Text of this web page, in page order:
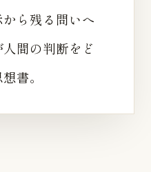
ら残る問いへ
間の判断をど
書。